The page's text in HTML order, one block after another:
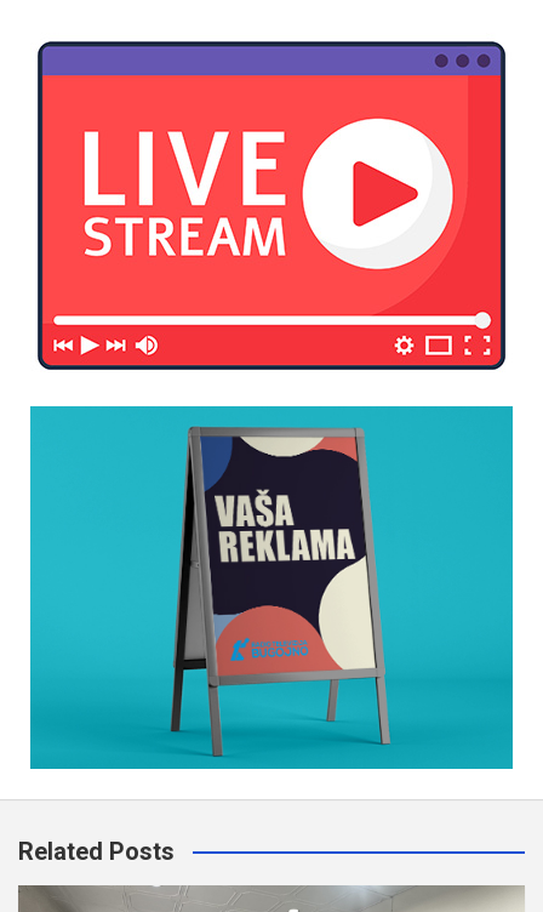
Related Posts